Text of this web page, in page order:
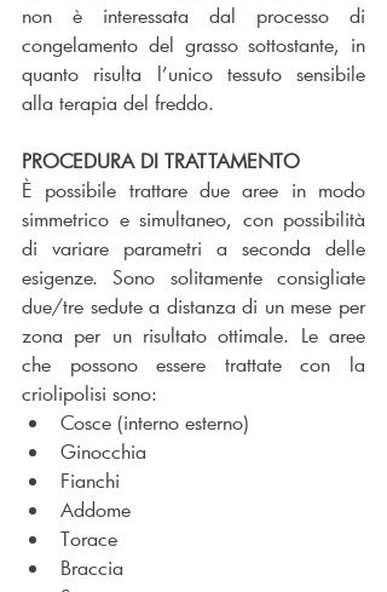
non è interessata dal processo di
congelamento del grasso sottostante, in
quanto risulta l’unico tessuto sensibile
alla terapia del freddo.
PROCEDURA DI TRATTAMENTO
È possibile trattare due aree in modo
simmetrico e simultaneo, con possibilità
di variare parametri a seconda delle
esigenze. Sono solitamente consigliate
due/tre sedute a distanza di un mese per
zona per un risultato ottimale. Le aree
che possono essere trattate con la
criolipolisi sono:
Cosce (interno esterno)
Ginocchia
Fianchi
Addome
Torace
Braccia